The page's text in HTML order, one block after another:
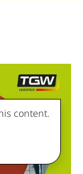
content.